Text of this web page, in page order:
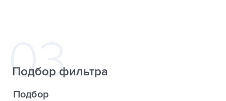
Подбор фильтра
Подбор